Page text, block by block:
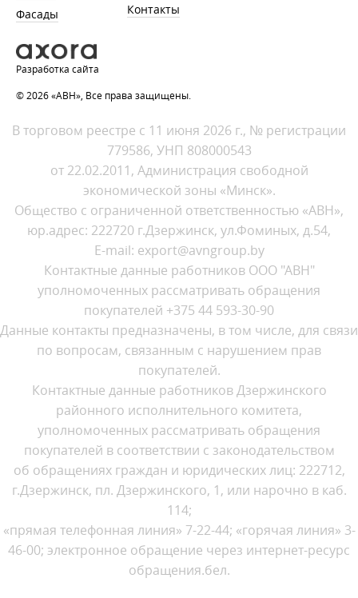
Фасады
Контакты
Разработка сайта
© 2026 «АВН», Все права защищены.
В торговом реестре с 11 июня 2026 г., № регистрации
779586, УНП 808000543
от 22.02.2011, Администрация свободной
экономической зоны «Минск».
Общество с ограниченной ответственностью «АВН»,
юр.адрес: 222720 г.Дзержинск, ул.Фоминых, д.54,
E-mail: export@avngroup.by
Контактные данные работников ООО "АВН"
уполномоченных рассматривать обращения
покупателей +375 44 593-30-90
Данные контакты предназначены, в том числе, для связи
по вопросам, связанным с нарушением прав
покупателей.
Контактные данные работников Дзержинского
районного исполнительного комитета,
уполномоченных рассматривать обращения
покупателей в соответствии с законодательством
об обращениях граждан и юридических лиц: 222712,
г.Дзержинск, пл. Дзержинского, 1, или нарочно в каб.
114;
«прямая телефонная линия» 7-22-44; «горячая линия» 3-
46-00; электронное обращение через интернет-ресурс
обращения.бел.